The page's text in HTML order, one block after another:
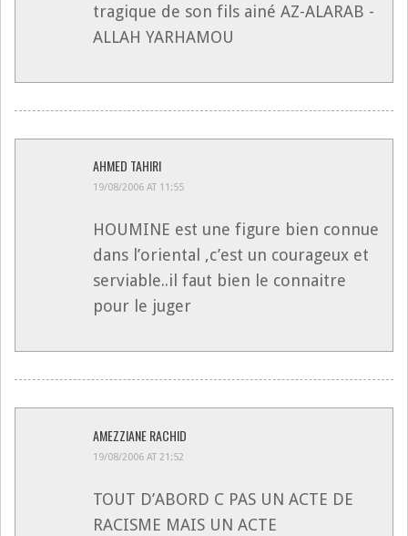
tragique de son fils ainé AZ-ALARAB -
ALLAH YARHAMOU
AHMED TAHIRI
19/08/2006 AT 11:55
HOUMINE est une figure bien connue
dans l’oriental ,c’est un courageux et
serviable..il faut bien le connaitre
pour le juger
AMEZZIANE RACHID
19/08/2006 AT 21:52
TOUT D’ABORD C PAS UN ACTE DE
RACISME MAIS UN ACTE